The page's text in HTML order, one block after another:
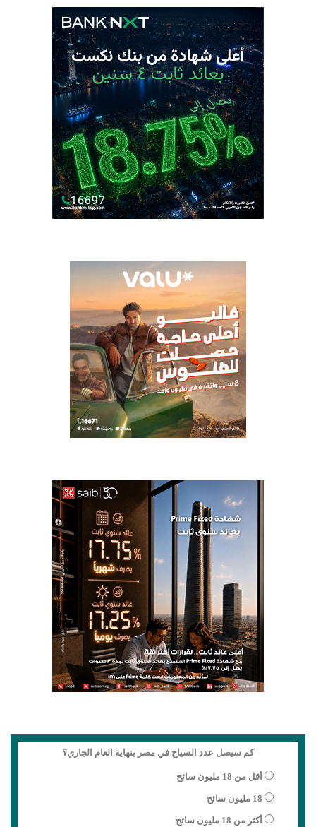
كم سيصل عدد السياح في مصر بنهاية العام الجاري؟
أقل من 18 مليون سائح
18 مليون سائح
أكثر من 18 مليون سائح